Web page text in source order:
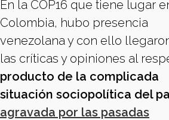
En la COP16 que tiene lugar
Colombia, hubo presencia
venezolana y con ello
las críticas y opiniones al
producto de la complicada
situación sociopolítica del
agravada por las pasadas